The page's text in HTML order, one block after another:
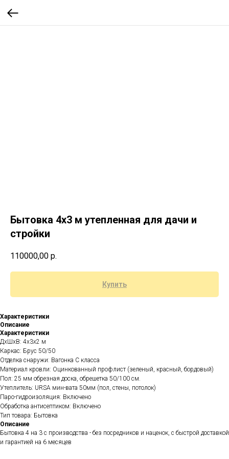
Бытовка 4х3 м утепленная для дачи и
стройки
110000,00 р.
Купить
Характеристики
Описание
Характеристики
ДхШхВ: 4x3x2 м
Каркас: Брус 50/50
Отделка снаружи: Вагонка C класса
Материал кровли: Оцинкованный профлист (зеленый, красный, бордовый)
Пол: 25 мм обрезная доска, обрешетка 50/100 см.
Утеплитель: URSA мин-вата 50мм (пол, стены, потолок)
Паро-гидроизоляция: Включено
Обработка антисептиком: Включено
Тип товара: Бытовка
Описание
Бытовка 4 на 3 с производства - без посредников и наценок, с быстрой доставкой
и гарантией на 6 месяцев